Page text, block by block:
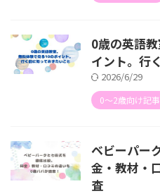
0歳の英語
イント。行
2026/6/29
0〜2歳向け記事
ベビーパー
金・教材・
査